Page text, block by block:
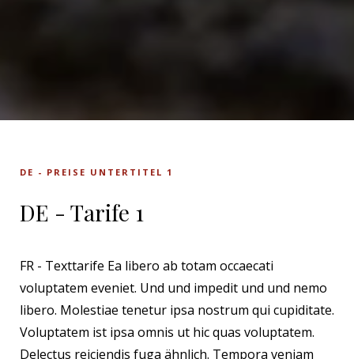
DE - PREISE UNTERTITEL 1
DE - Tarife 1
FR - Texttarife Ea libero ab totam occaecati
voluptatem eveniet. Und und impedit und und nemo
libero. Molestiae tenetur ipsa nostrum qui cupiditate.
Voluptatem ist ipsa omnis ut hic quas voluptatem.
Delectus reiciendis fuga ähnlich. Tempora veniam